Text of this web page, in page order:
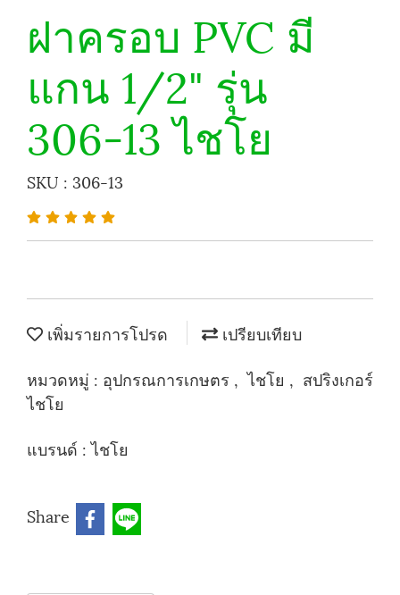
ฝาครอบ PVC มี
แกน 1/2" รุ่น
306-13 ไชโย
SKU : 306-13
เพิ่มรายการโปรด
เปรียบเทียบ
หมวดหมู่ : อุปกรณการเกษตร , ไชโย , สปริงเกอร์
ไชโย
แบรนด์ :ไชโย
Share